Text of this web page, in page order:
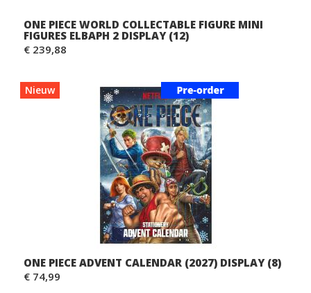
ONE PIECE WORLD COLLECTABLE FIGURE MINI
FIGURES ELBAPH 2 DISPLAY (12)
€ 239,88
Nieuw
ONE PIECE ADVENT CALENDAR (2027) DISPLAY (8)
€ 74,99